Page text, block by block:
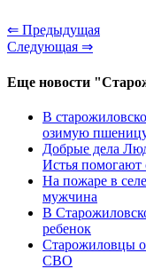
⇐ Предыдущая
Следующая ⇒
Еще новости
В
озимую
Добрые дела
Истья помогают
На пожаре в
мужчина
В
ребенок
Старожиловцы
СВО